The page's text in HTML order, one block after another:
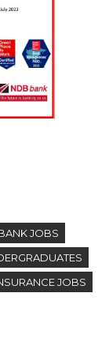
JOBS
JOBS